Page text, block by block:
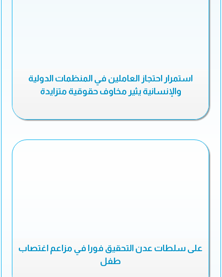
استمرار احتجاز العاملين في المنظمات الدولية
والإنسانية يثير مخاوف حقوقية متزايدة
على سلطات عدن التحقيق فورا في مزاعم اغتصاب
طفل